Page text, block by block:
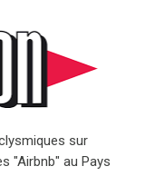
sur
"Airbnb" au Pays